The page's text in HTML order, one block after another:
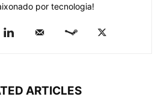
por tecnologia!
ARTICLES